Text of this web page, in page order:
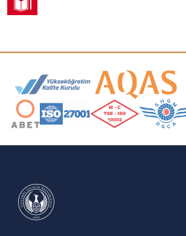
Akreditasyon ve Üyelik